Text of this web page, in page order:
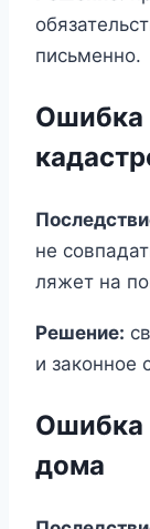
письменно.
Ошибка
не
ляжет на
Решение:
и законное
Ошибка
дома